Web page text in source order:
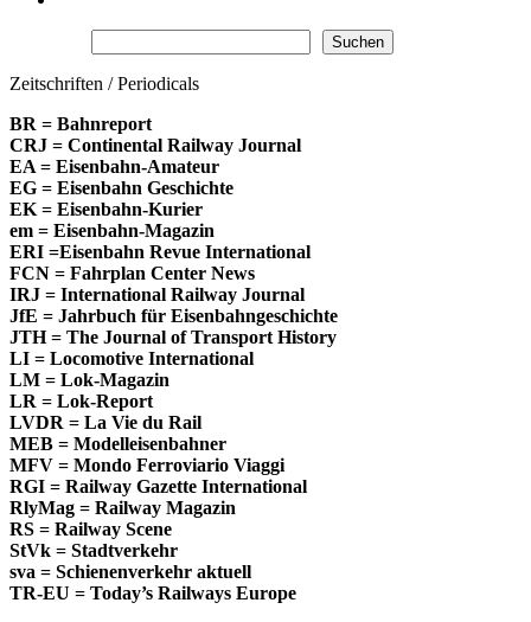
Suchen
Zeitschriften / Periodicals
BR = Bahnreport
CRJ = Continental Railway Journal
EA = Eisenbahn-Amateur
EG = Eisenbahn Geschichte
EK = Eisenbahn-Kurier
em = Eisenbahn-Magazin
ERI =Eisenbahn Revue International
FCN = Fahrplan Center News
IRJ = International Railway Journal
JfE = Jahrbuch für Eisenbahngeschichte
JTH = The Journal of Transport History
LI = Locomotive International
LM = Lok-Magazin
LR = Lok-Report
LVDR = La Vie du Rail
MEB = Modelleisenbahner
MFV = Mondo Ferroviario Viaggi
RGI = Railway Gazette International
RlyMag = Railway Magazin
RS = Railway Scene
StVk = Stadtverkehr
sva = Schienenverkehr aktuell
TR-EU = Today’s Railways Europe